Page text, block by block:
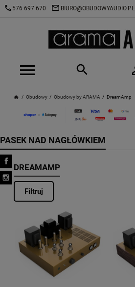
576 697 670 BIURO@OBUDOWYAUDIO.PL
Obudowy Obudowy by ARAMA DreamAmp
PASEK NAD NAGŁÓWKIEM
DREAMAMP
Filtruj